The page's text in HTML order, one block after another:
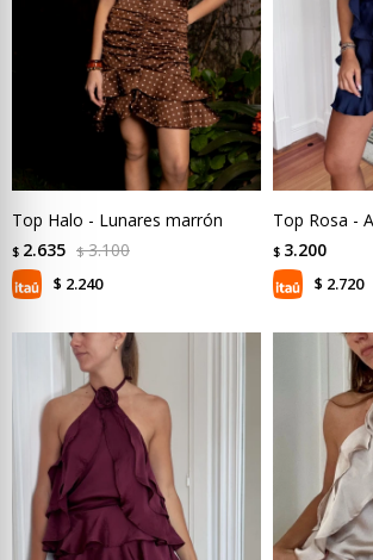
Top Halo - Lunares marrón
$ 2.635 $ 3.100
$ 2.240
Top Rosa -
$ 3.200
$ 2.720